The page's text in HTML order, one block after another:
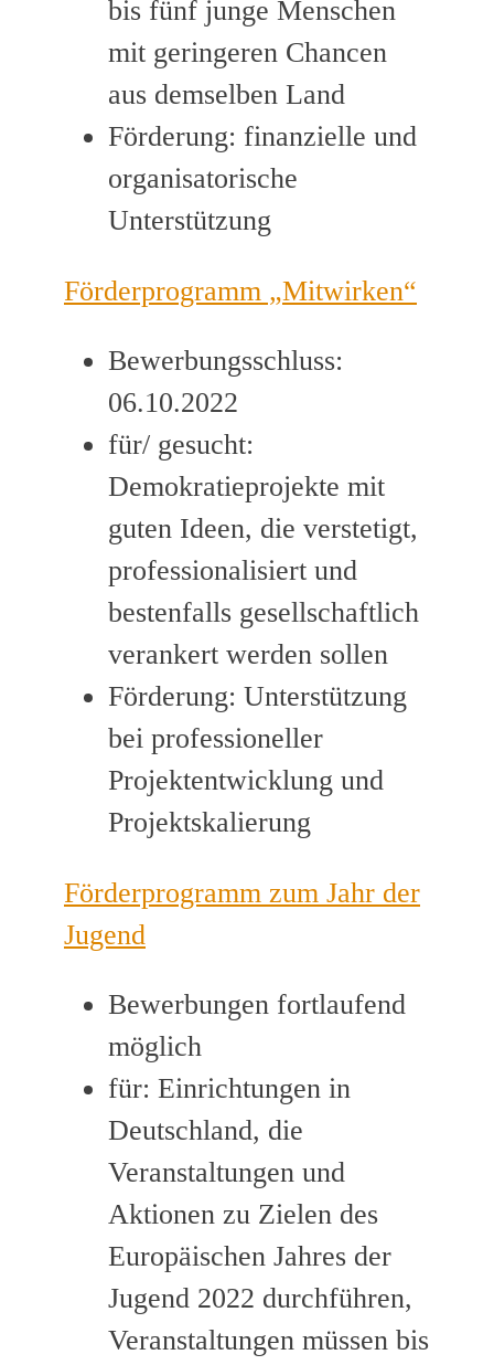
bis fünf junge Menschen
mit geringeren Chancen
aus demselben Land
Förderung: finanzielle und
organisatorische
Unterstützung
Förderprogramm „Mitwirken“
Bewerbungsschluss:
06.10.2022
für/ gesucht:
Demokratieprojekte mit
guten Ideen, die verstetigt,
professionalisiert und
bestenfalls gesellschaftlich
verankert werden sollen
Förderung: Unterstützung
bei professioneller
Projektentwicklung und
Projektskalierung
Förderprogramm zum Jahr der
Jugend
Bewerbungen fortlaufend
möglich
für: Einrichtungen in
Deutschland, die
Veranstaltungen und
Aktionen zu Zielen des
Europäischen Jahres der
Jugend 2022 durchführen,
Veranstaltungen müssen bis